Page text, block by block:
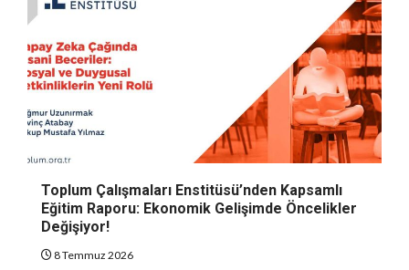
Toplum Çalışmaları Enstitüsü’nden Kapsamlı
Eğitim Raporu: Ekonomik Gelişimde Öncelikler
Değişiyor!
8 Temmuz 2026